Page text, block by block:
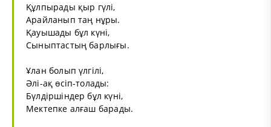
Құлпырады қыр гүлі,
Арайланып таң нұры.
Қауышады бұл күні,
Сыныптастың барлығы.
Ұлан болып үлгілі,
Әлі-ақ өсіп-толады:
Бүлдіршіндер бұл күні,
Мектепке алғаш барады.